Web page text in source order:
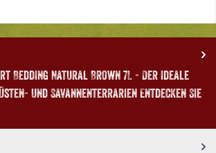
Bedding Natural Brown 7L - Der ideale
und Savannenterrarien Entdecken Sie